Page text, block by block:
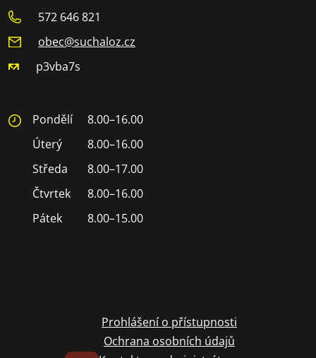
572 646 821
obec@suchaloz.cz
p3vba7s
Pondělí
8.00–16.00
Úterý
8.00–16.00
Středa
8.00–17.00
Čtvrtek
8.00–16.00
Pátek
8.00–15.00
Prohlášení o přístupnosti
Ochrana osobních údajů